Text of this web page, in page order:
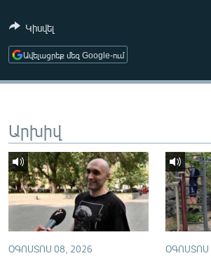
ՄՇԱԿՈՒՅԹ
ՍՊՈՐՏ
ՄԵԿՆԱԲԱՆՈՒԹՅՈՒՆ
ԿՈՐՈՆԱՎԻՐՈՒՍ
ԱՐԽԻՎ
ՏԵՍԱՆՅՈՒԹԵՐ
ԲԱՆԱՎԵՃ
Կիսվել
Ավելացրեք մեզ Google-ում
Արխիվ
ՕԳՈՍՏՈՍ 08, 2026 ՕԳՈՍՏՈՍ